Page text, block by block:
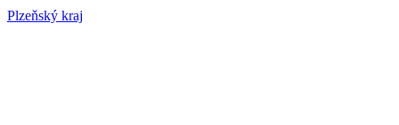
Plzeňský kraj